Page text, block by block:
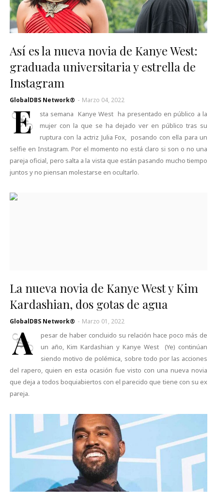
Así es la nueva novia de Kanye West:
graduada universitaria y estrella de
Instagram
GlobalDBS Network® - Marzo 04, 2022
E
sta semana Kanye West ha presentado en público a la
mujer con la que se ha dejado ver en público tras su
ruptura con la actriz Julia Fox, posando con ella para un
selfie en Instagram. Por el momento no está claro si son o no una
pareja oficial, pero salta a la vista que están pasando mucho tiempo
juntos y no piensan molestarse en ocultarlo.
La nueva novia de Kanye West y Kim
Kardashian, dos gotas de agua
GlobalDBS Network® - Marzo 01, 2022
A
pesar de haber concluido su relación hace poco más de
un año, Kim Kardashian y Kanye West (Ye) continúan
siendo motivo de polémica, sobre todo por las acciones
del rapero, quien en esta ocasión fue visto con una nueva novia
que deja a todos boquiabiertos con el parecido que tiene con su ex
pareja.